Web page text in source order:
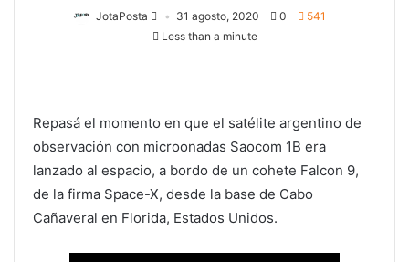
JotaPosta 31 agosto, 2020 0
541
Less than a minute
Repasá el momento en que el satélite argentino de
observación con microonadas Saocom 1B era
lanzado al espacio, a bordo de un cohete Falcon 9,
de la firma Space-X, desde la base de Cabo
Cañaveral en Florida, Estados Unidos.